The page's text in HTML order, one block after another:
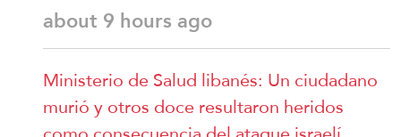
about 9 hours ago
Ministerio de Salud libanés: Un ciudadano
murió y otros doce resultaron heridos